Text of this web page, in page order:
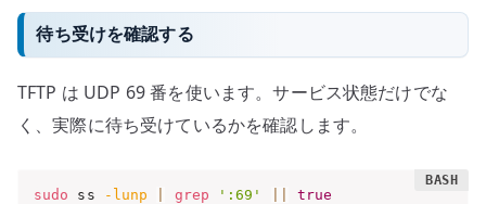
待ち受けを確認する
TFTP は UDP 69 番を使います。サービス状態だけでな
く、実際に待ち受けているかを確認します。
sudo ss -lunp grep ':69'
true